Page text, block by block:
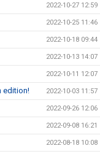
2022-10-27 12:59
2022-10-25 11:46
2022-10-18 09:44
2022-10-13 14:07
2022-10-11 12:07
edition! 2022-10-03 11:57
2022-09-26 12:06
2022-09-08 16:21
2022-08-18 10:08